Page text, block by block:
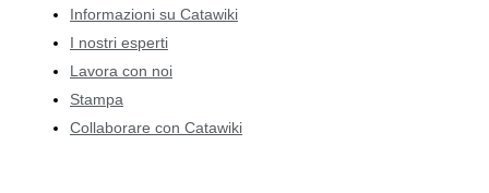
Informazioni su Catawiki
I nostri esperti
Lavora con noi
Stampa
Collaborare con Catawiki